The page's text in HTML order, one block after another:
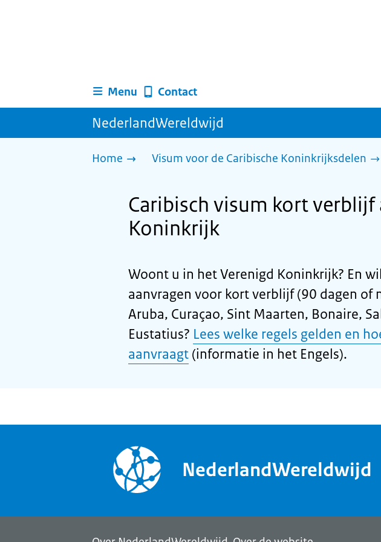
Menu Contact
NederlandWereldwijd
Home Visum voor de Caribische Koninkrijksdelen
Caribisch visum kort verblijf
Koninkrijk
Woont u in het Verenigd Koninkrijk? En
aanvragen voor kort verblijf (90 dagen of
Aruba, Curaçao, Sint Maarten, Bonaire,
Eustatius? Lees welke regels gelden en
aanvraagt (informatie in het Engels).
NederlandWereldwijd